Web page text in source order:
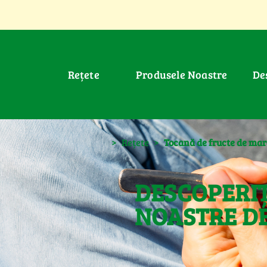
Rețete Produsele Noastre
> Rețete > Tocană de fructe de
NOASTRE